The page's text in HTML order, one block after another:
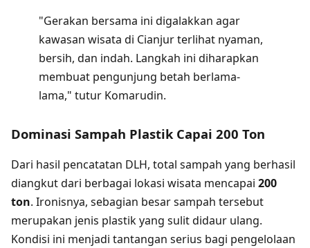
"Gerakan bersama ini digalakkan agar
kawasan wisata di Cianjur terlihat nyaman,
bersih, dan indah. Langkah ini diharapkan
membuat pengunjung betah berlama-
lama," tutur Komarudin.
Dominasi Sampah Plastik Capai 200 Ton
Dari hasil pencatatan DLH, total sampah yang berhasil
diangkut dari berbagai lokasi wisata mencapai 200
ton. Ironisnya, sebagian besar sampah tersebut
merupakan jenis plastik yang sulit didaur ulang.
Kondisi ini menjadi tantangan serius bagi pengelolaan